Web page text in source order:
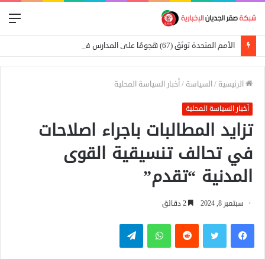
الأمم المتحدة توثق (67) هجومًا على المدارس في السودان
الرئيسية /السياسة /أخبار السياسة المحلية
أخبار السياسة المحلية
تزايد المطالبات باجراء اصلاحات
في تحالف تنسيقية القوى
المدنية “تقدم”
سبتمبر 8, 2024
فيسبوكتويتر واتساب تيلقرام